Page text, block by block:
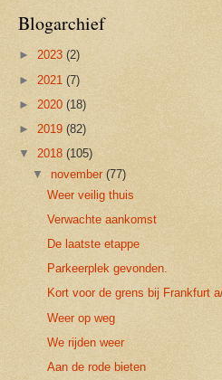
Blogarchief
► 2023 (2)
► 2021 (7)
► 2020 (18)
► 2019 (82)
▼
2018 (105)
▼
november (77)
Weer veilig thuis
Verwachte aankomst
De laatste etappe
Parkeerplek gevonden.
Kort voor de grens bij Frankfurt
Weer op weg
We rijden weer
Aan de rode bieten